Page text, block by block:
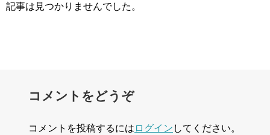
記事は見つかりませんでした。
コメントをどうぞ
コメントを投稿するには ログイン してください。